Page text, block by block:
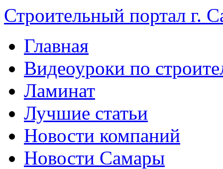
Строительный портал г.
Главная
Видеоуроки по
Ламинат
Лучшие статьи
Новости компаний
Новости Самары